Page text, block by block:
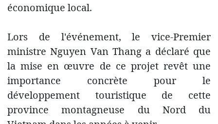
économique local.
Lors de l'événement, le vice-Premier
ministre Nguyen Van Thang a déclaré que
la mise en œuvre de ce projet revêt une
importance concrète pour le
développement touristique de cette
province montagneuse du Nord du